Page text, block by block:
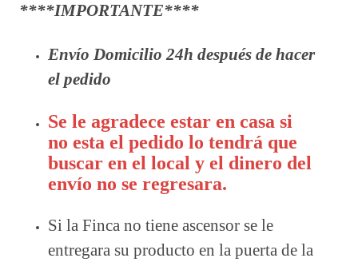
****IMPORTANTE****
Envío Domicilio 24h después de hacer
el pedido
Se le agradece estar en casa si
no esta el pedido lo tendrá que
buscar en el local y el dinero del
envío no se regresara.
Si la Finca no tiene ascensor se le
entregara su producto en la puerta de la